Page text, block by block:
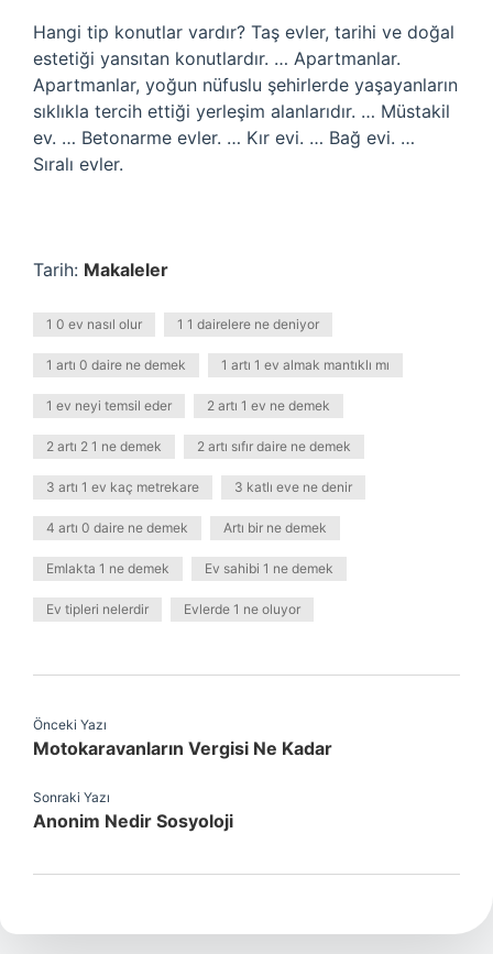
Hangi tip konutlar vardır? Taş evler, tarihi ve doğal
estetiği yansıtan konutlardır. … Apartmanlar.
Apartmanlar, yoğun nüfuslu şehirlerde yaşayanların
sıklıkla tercih ettiği yerleşim alanlarıdır. … Müstakil
ev. … Betonarme evler. … Kır evi. … Bağ evi. …
Sıralı evler.
Tarih: Makaleler
1 0 ev nasıl olur 1 1 dairelere ne deniyor
1 artı 0 daire ne demek 1 artı 1 ev almak mantıklı mı
1 ev neyi temsil eder 2 artı 1 ev ne demek
2 artı 2 1 ne demek 2 artı sıfır daire ne demek
3 artı 1 ev kaç metrekare 3 katlı eve ne denir
4 artı 0 daire ne demek Artı bir ne demek
Emlakta 1 ne demek Ev sahibi 1 ne demek
Ev tipleri nelerdir Evlerde 1 ne oluyor
Önceki Yazı
Motokaravanların Vergisi Ne Kadar
Sonraki Yazı
Anonim Nedir Sosyoloji